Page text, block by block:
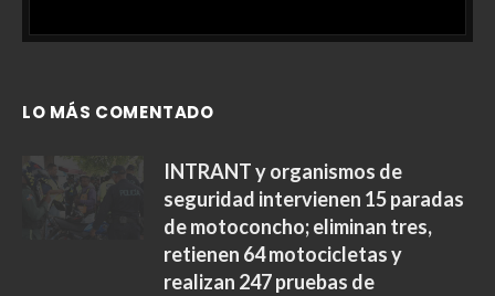
LO MÁS COMENTADO
INTRANT y organismos de
seguridad intervienen 15 paradas
de motoconcho; eliminan tres,
retienen 64 motocicletas y
realizan 247 pruebas de